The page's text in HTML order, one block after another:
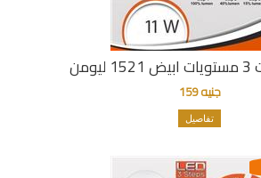
جنيه 159
تفاصيل